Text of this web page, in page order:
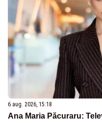
6 aug. 2026, 15:18
Ana Maria Păcuraru: